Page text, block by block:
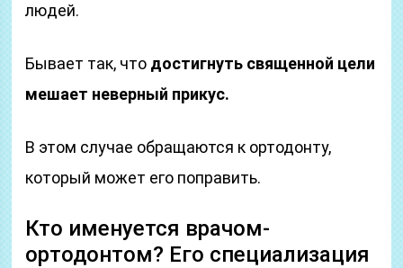
людей.
Бывает так, что достигнуть священной цели
мешает неверный прикус.
В этом случае обращаются к ортодонту,
который может его поправить.
Кто именуется врачом-
ортодонтом? Его специализация